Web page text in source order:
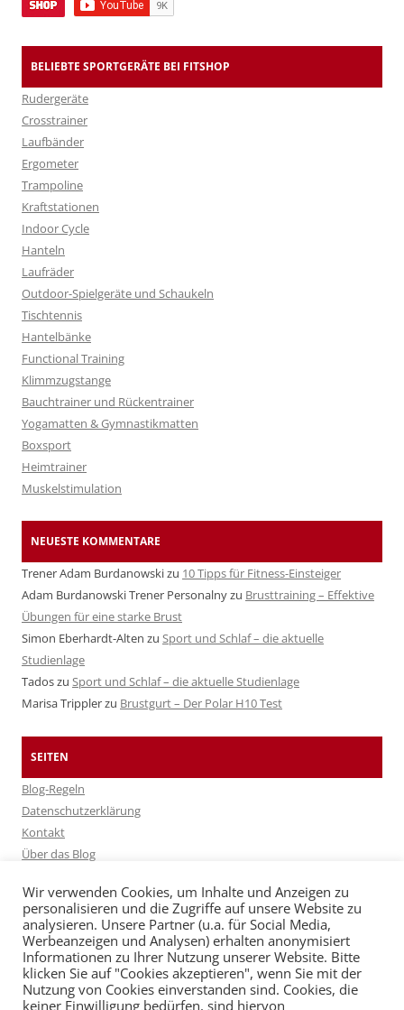
BELIEBTE SPORTGERÄTE BEI FITSHOP
Rudergeräte
Crosstrainer
Laufbänder
Ergometer
Trampoline
Kraftstationen
Indoor Cycle
Hanteln
Laufräder
Outdoor-Spielgeräte und Schaukeln
Tischtennis
Hantelbänke
Functional Training
Klimmzugstange
Bauchtrainer und Rückentrainer
Yogamatten & Gymnastikmatten
Boxsport
Heimtrainer
Muskelstimulation
NEUESTE KOMMENTARE
Trener Adam Burdanowskizu 10 Tipps für Fitness-Einsteiger
Adam Burdanowski Trener Personalnyzu Brusttraining – Effektive
Übungen für eine starke Brust
Simon Eberhardt-Alten zu Sport und Schlaf – die aktuelle
Studienlage
Tadoszu Sport und Schlaf – die aktuelle Studienlage
Marisa Tripplerzu Brustgurt – Der Polar H10 Test
SEITEN
Blog-Regeln
Datenschutzerklärung
Kontakt
Über das Blog
ARCHIV
Archiv
Wir verwenden Cookies, um Inhalte und Anzeigen zu
personalisieren und die Zugriffe auf unsere Website zu
analysieren. Unsere Partner (u.a. für Social Media,
Werbeanzeigen und Analysen) erhalten anonymisiert
Informationen zu Ihrer Nutzung unserer Website. Bitte
klicken Sie auf "Cookies akzeptieren", wenn Sie mit der
Nutzung von Cookies einverstanden sind. Cookies, die
keiner Einwilligung bedürfen, sind hiervon